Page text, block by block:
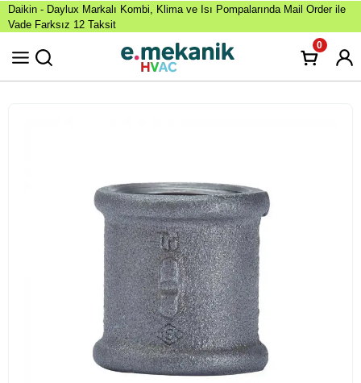
Daikin - Daylux Markalı Kombi, Klima ve Isı Pompalarında Mail Order ile
Vade Farksız 12 Taksit
0